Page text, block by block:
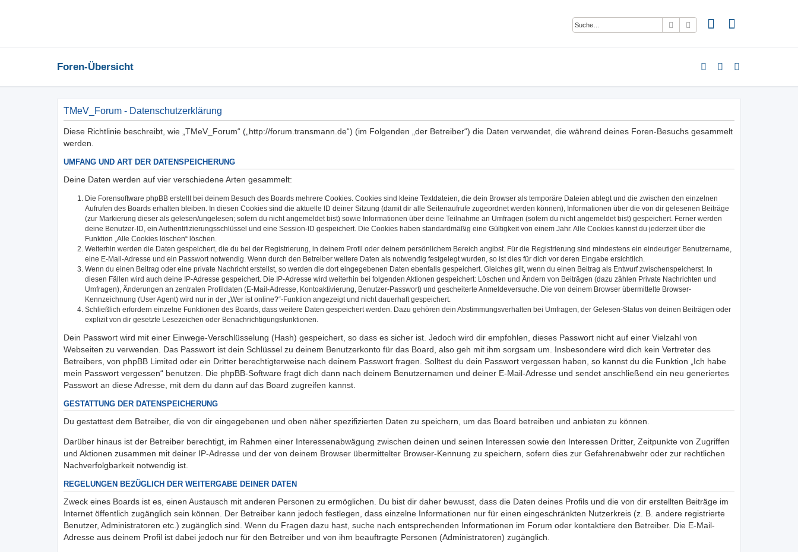
Suche
Foren-Übersicht
TMeV_Forum - Datenschutzerklärung
Diese Richtlinie beschreibt, wie „TMeV_Forum“ („http://forum.transmann.de“) (im Folgenden „der Betreiber“) die Daten verwendet, die während deines Foren-Besuchs gesammelt
werden.
UMFANG UND ART DER DATENSPEICHERUNG
Deine Daten werden auf vier verschiedene Arten gesammelt:
Die Forensoftware phpBB erstellt bei deinem Besuch des Boards mehrere Cookies. Cookies sind kleine Textdateien, die dein Browser als temporäre Dateien ablegt und die zwischen den einzelnen
Aufrufen des Boards erhalten bleiben. In diesen Cookies sind die aktuelle ID deiner Sitzung (damit dir alle Seitenaufrufe zugeordnet werden können), Informationen über die von dir gelesenen Beiträge
(zur Markierung dieser als gelesen/ungelesen; sofern du nicht angemeldet bist) sowie Informationen über deine Teilnahme an Umfragen (sofern du nicht angemeldet bist) gespeichert. Ferner werden
deine Benutzer-ID, ein Authentifizierungsschlüssel und eine Session-ID gespeichert. Die Cookies haben standardmäßig eine Gültigkeit von einem Jahr. Alle Cookies kannst du jederzeit über die
Funktion „Alle Cookies löschen“ löschen.
Weiterhin werden die Daten gespeichert, die du bei der Registrierung, in deinem Profil oder deinem persönlichem Bereich angibst. Für die Registrierung sind mindestens ein eindeutiger Benutzername,
eine E-Mail-Adresse und ein Passwort notwendig. Wenn durch den Betreiber weitere Daten als notwendig festgelegt wurden, so ist dies für dich vor deren Eingabe ersichtlich.
Wenn du einen Beitrag oder eine private Nachricht erstellst, so werden die dort eingegebenen Daten ebenfalls gespeichert. Gleiches gilt, wenn du einen Beitrag als Entwurf zwischenspeicherst. In
diesen Fällen wird auch deine IP-Adresse gespeichert. Die IP-Adresse wird weiterhin bei folgenden Aktionen gespeichert: Löschen und Ändern von Beiträgen (dazu zählen Private Nachrichten und
Umfragen), Änderungen an zentralen Profildaten (E-Mail-Adresse, Kontoaktivierung, Benutzer-Passwort) und gescheiterte Anmeldeversuche. Die von deinem Browser übermittelte Browser-
Kennzeichnung (User Agent) wird nur in der „Wer ist online?“-Funktion angezeigt und nicht dauerhaft gespeichert.
Schließlich erfordern einzelne Funktionen des Boards, dass weitere Daten gespeichert werden. Dazu gehören dein Abstimmungsverhalten bei Umfragen, der Gelesen-Status von deinen Beiträgen oder
explizit von dir gesetzte Lesezeichen oder Benachrichtigungsfunktionen.
Dein Passwort wird mit einer Einwege-Verschlüsselung (Hash) gespeichert, so dass es sicher ist. Jedoch wird dir empfohlen, dieses Passwort nicht auf einer Vielzahl von
Webseiten zu verwenden. Das Passwort ist dein Schlüssel zu deinem Benutzerkonto für das Board, also geh mit ihm sorgsam um. Insbesondere wird dich kein Vertreter des
Betreibers, von phpBB Limited oder ein Dritter berechtigterweise nach deinem Passwort fragen. Solltest du dein Passwort vergessen haben, so kannst du die Funktion „Ich habe
mein Passwort vergessen“ benutzen. Die phpBB-Software fragt dich dann nach deinem Benutzernamen und deiner E-Mail-Adresse und sendet anschließend ein neu generiertes
Passwort an diese Adresse, mit dem du dann auf das Board zugreifen kannst.
GESTATTUNG DER DATENSPEICHERUNG
Du gestattest dem Betreiber, die von dir eingegebenen und oben näher spezifizierten Daten zu speichern, um das Board betreiben und anbieten zu können.
Darüber hinaus ist der Betreiber berechtigt, im Rahmen einer Interessenabwägung zwischen deinen und seinen Interessen sowie den Interessen Dritter, Zeitpunkte von Zugriffen
und Aktionen zusammen mit deiner IP-Adresse und der von deinem Browser übermittelter Browser-Kennung zu speichern, sofern dies zur Gefahrenabwehr oder zur rechtlichen
Nachverfolgbarkeit notwendig ist.
REGELUNGEN BEZÜGLICH DER WEITERGABE DEINER DATEN
Zweck eines Boards ist es, einen Austausch mit anderen Personen zu ermöglichen. Du bist dir daher bewusst, dass die Daten deines Profils und die von dir erstellten Beiträge im
Internet öffentlich zugänglich sein können. Der Betreiber kann jedoch festlegen, dass einzelne Informationen nur für einen eingeschränkten Nutzerkreis (z. B. andere registrierte
Benutzer, Administratoren etc.) zugänglich sind. Wenn du Fragen dazu hast, suche nach entsprechenden Informationen im Forum oder kontaktiere den Betreiber. Die E-Mail-
Adresse aus deinem Profil ist dabei jedoch nur für den Betreiber und von ihm beauftragte Personen (Administratoren) zugänglich.